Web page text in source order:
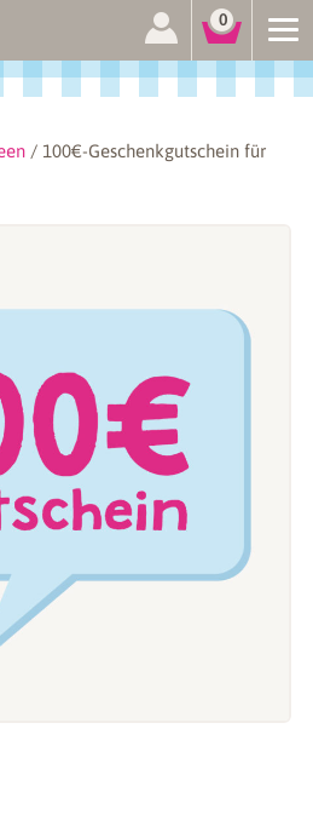
0
/ 100€-Geschenkgutschein für